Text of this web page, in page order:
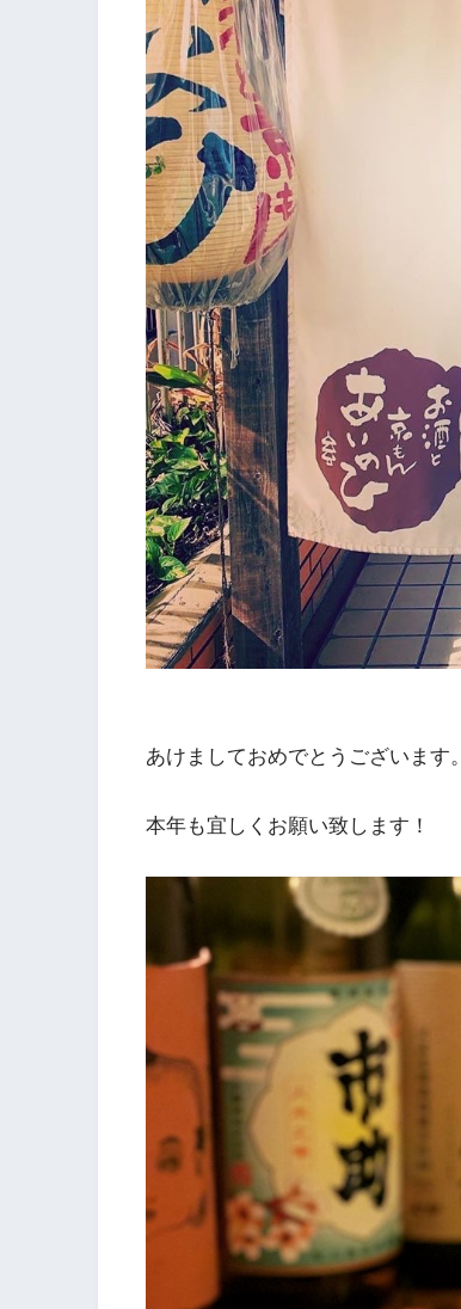
あけましておめでとうございます。
本年も宜しくお願い致します！